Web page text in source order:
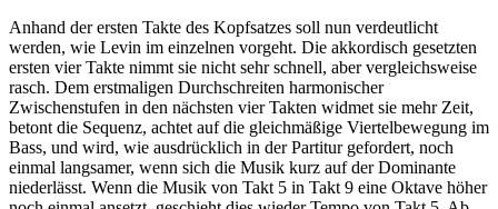
Anhand der ersten Takte des Kopfsatzes soll nun verdeutlicht
werden, wie Levin im einzelnen vorgeht. Die akkordisch gesetzten
ersten vier Takte nimmt sie nicht sehr schnell, aber vergleichsweise
rasch. Dem erstmaligen Durchschreiten harmonischer
Zwischenstufen in den nächsten vier Takten widmet sie mehr Zeit,
betont die Sequenz, achtet auf die gleichmäßige Viertelbewegung im
Bass, und wird, wie ausdrücklich in der Partitur gefordert, noch
einmal langsamer, wenn sich die Musik kurz auf der Dominante
niederlässt. Wenn die Musik von Takt 5 in Takt 9 eine Oktave höher